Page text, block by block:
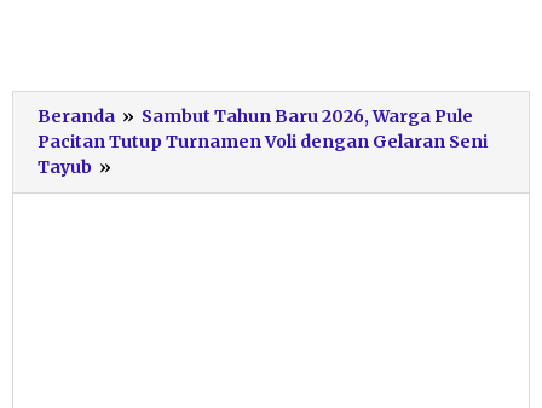
Beranda » Sambut Tahun Baru 2026, Warga Pule
Pacitan Tutup Turnamen Voli dengan Gelaran Seni
Tayub »